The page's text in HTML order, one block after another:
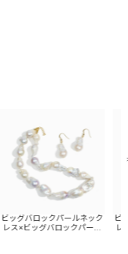
ッグバロックパールネック
ス×ビッグバロックパール
ビッ
レス